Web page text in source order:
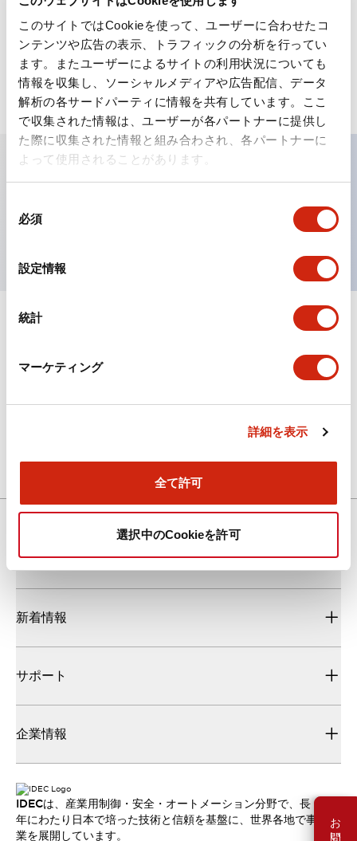
このサイトではCookieを使って、ユーザーに合わせたコ
ンテンツや広告の表示、トラフィックの分析を行ってい
ます。またユーザーによるサイトの利用状況についても
情報を収集し、ソーシャルメディアや広告配信、データ
解析の各サードパーティに情報を共有しています。ここ
で収集された情報は、ユーザーが各パートナーに提供し
た際に収集された情報と組み合わされ、各パートナーに
よって使用されることがあります。
必須
設定情報
統計
マーケティング
詳細を表示
全て許可
選択中のCookieを許可
数量を選択
カートに追加
対応ロットサイズは 5
仕様 すべて展開+
形状仕様
機械的仕様
ダウンロード
新着情報
サポート
企業情報
IDECは、産業用制御・安全・オートメーション分野で、長
年にわたり日本で培った技術と信頼を基盤に、世界各地で事
業を展開しています。